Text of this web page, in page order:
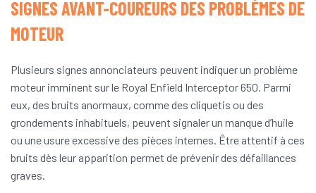
SIGNES AVANT-COUREURS DES PROBLÈMES DE
MOTEUR
Plusieurs signes annonciateurs peuvent indiquer un problème
moteur imminent sur le Royal Enfield Interceptor 650. Parmi
eux, des bruits anormaux, comme des cliquetis ou des
grondements inhabituels, peuvent signaler un manque d’huile
ou une usure excessive des pièces internes. Être attentif à ces
bruits dès leur apparition permet de prévenir des défaillances
graves.